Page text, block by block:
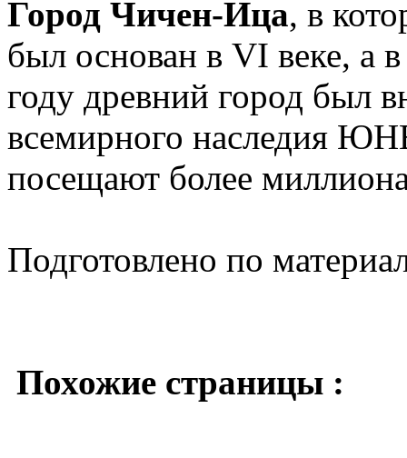
Город Чичен-Ица, в
был основан в VI веке, а
году древний город был
всемирного наследия
посещают более
Подготовлено по
Похожие страницы :